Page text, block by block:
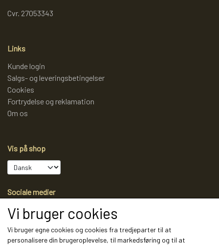
Cvr. 27053343
Links
Kunde login
Salgs- og leveringsbetingelser
Cookies
Fortrydelse og reklamation
Om os
Vis på shop
Sociale medier
Modtag vores nyhedsbrev via e-mail
Vi bruger cookies
Vi bruger egne cookies og cookies fra tredjeparter til at
personalisere din brugeroplevelse, til markedsføring og til at